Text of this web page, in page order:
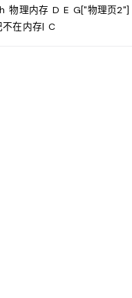
物理内存 D E G["物理页
在内存| C